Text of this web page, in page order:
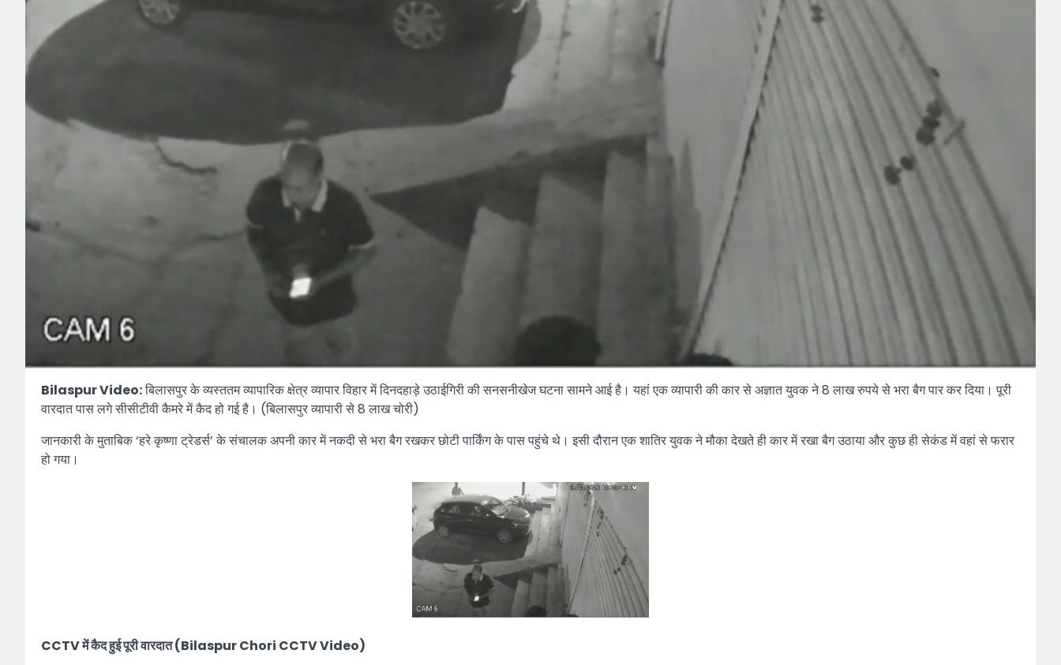
Bilaspur Video:बिलासपुर के व्यस्ततम व्यापारिक क्षेत्र व्यापार विहार में दिनदहाड़े उठाईगिरी की सनसनीखेज घटना सामने आई है। यहां एक व्यापारी की कार से अज्ञात युवक ने 8 लाख रुपये से भरा बैग पार कर दिया। पूरी
वारदात पास लगे सीसीटीवी कैमरे में कैद हो गई है। (बिलासपुर व्यापारी से 8 लाख चोरी)
जानकारी के मुताबिक ‘हरे कृष्णा ट्रेडर्स’ के संचालक अपनी कार में नकदी से भरा बैग रखकर छोटी पार्किंग के पास पहुंचे थे। इसी दौरान एक शातिर युवक ने मौका देखते ही कार में रखा बैग उठाया और कुछ ही सेकंड में वहां से फरार
हो गया।
CCTV में कैद हुई पूरी वारदात (Bilaspur Chori CCTV Video)